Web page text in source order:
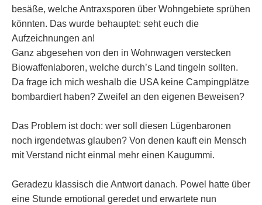
besäße, welche Antraxsporen über Wohngebiete sprühen
könnten. Das wurde behauptet: seht euch die
Aufzeichnungen an!
Ganz abgesehen von den in Wohnwagen verstecken
Biowaffenlaboren, welche durch’s Land tingeln sollten.
Da frage ich mich weshalb die USA keine Campingplätze
bombardiert haben? Zweifel an den eigenen Beweisen?
Das Problem ist doch: wer soll diesen Lügenbaronen
noch irgendetwas glauben? Von denen kauft ein Mensch
mit Verstand nicht einmal mehr einen Kaugummi.
Geradezu klassisch die Antwort danach. Powel hatte über
eine Stunde emotional geredet und erwartete nun